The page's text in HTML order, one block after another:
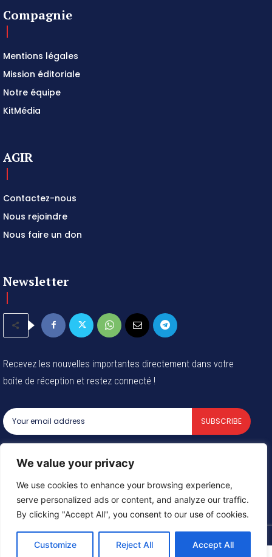
We value your privacy
We use cookies to enhance your browsing experience,
serve personalized ads or content, and analyze our traffic.
By clicking "Accept All", you consent to our use of cookies.
Customize Reject All Accept All
Compagnie
Mentions légales
Mission éditoriale
Notre équipe
KitMédia
AGIR
Contactez-nous
Nous rejoindre
Nous faire un don
Newsletter
Recevez les nouvelles importantes directement dans votre
boîte de réception et restez connecté !
SUBSCRIBE
© 2024 Tous les droits reservés - Groupe Afrique54 SARL
Need help? Our team is just a message away